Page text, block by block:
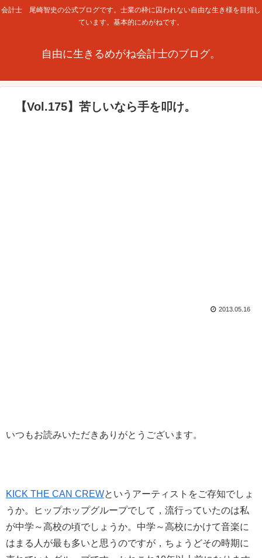
会計士 尾崎智史の公式ブログです。士業の枠に囚われない自由な生き様を目指し
ています。基本的にめがねです。
自由に生きるめがね会計士のブログ。
【Vol.175】苦しいなら手を叩け。
2013.05.16
いつもお読みいただきありがとうございます。
KICK THE CAN CREWというアーティストをご存知でしょ
うか。ヒップホップグループでして，流行っていたのは私
が中学～高校の頃でしょうか。中学～高校にかけて音楽に
はまる人が最も多いと思うのですが，ちょうどその時期に